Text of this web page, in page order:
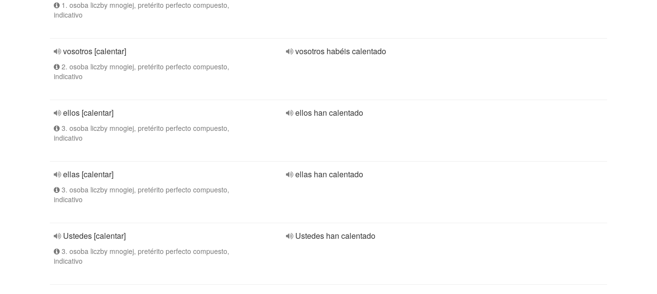
1. osoba liczby mnogiej, pretérito perfecto compuesto,
indicativo
vosotros [calentar]
2. osoba liczby mnogiej, pretérito perfecto compuesto,
indicativo
vosotros habéis calentado
ellos [calentar]
3. osoba liczby mnogiej, pretérito perfecto compuesto,
indicativo
ellos han calentado
ellas [calentar]
3. osoba liczby mnogiej, pretérito perfecto compuesto,
indicativo
ellas han calentado
Ustedes [calentar]
3. osoba liczby mnogiej, pretérito perfecto compuesto,
indicativo
Ustedes han calentado